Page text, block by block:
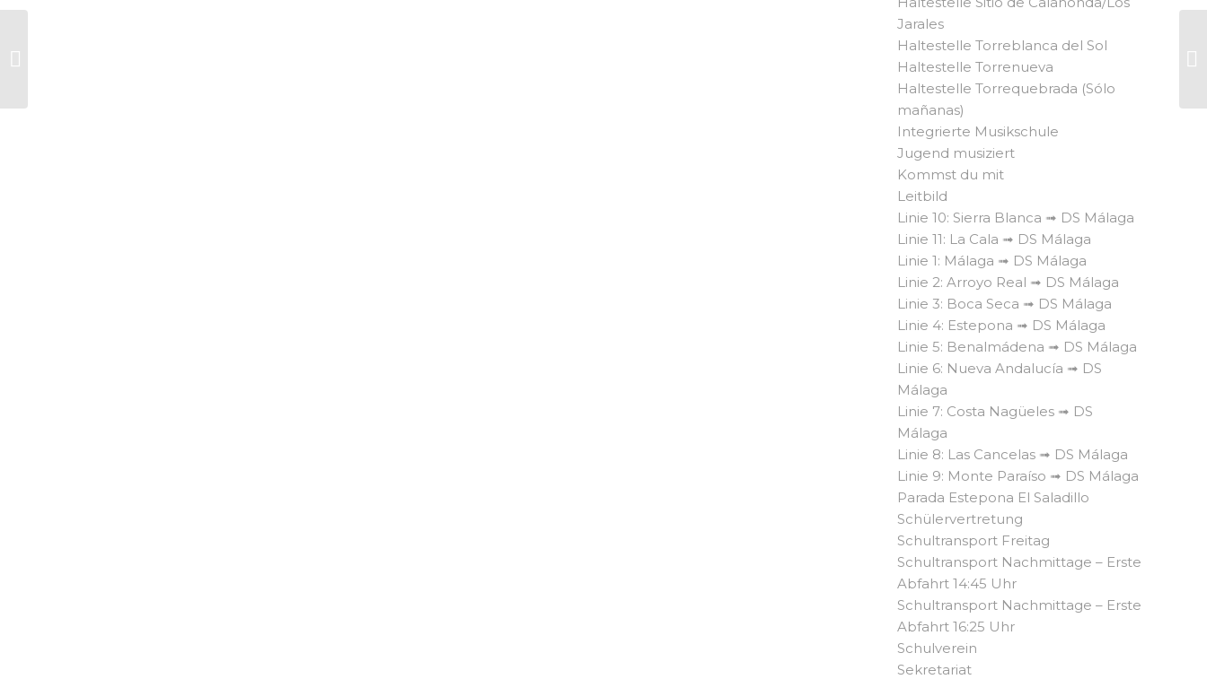
Jarales
Haltestelle Torreblanca del Sol
Haltestelle Torrenueva
Haltestelle Torrequebrada (Sólo
mañanas)
Integrierte Musikschule
Jugend musiziert
Kommst du mit
Leitbild
Linie 10: Sierra Blanca ➟ DS Málaga
Linie 11: La Cala ➟ DS Málaga
Linie 1: Málaga ➟ DS Málaga
Linie 2: Arroyo Real ➟ DS Málaga
Linie 3: Boca Seca ➟ DS Málaga
Linie 4: Estepona ➟ DS Málaga
Linie 5: Benalmádena ➟ DS Málaga
Linie 6: Nueva Andalucía ➟ DS
Málaga
Linie 7: Costa Nagüeles ➟ DS
Málaga
Linie 8: Las Cancelas ➟ DS Málaga
Linie 9: Monte Paraíso ➟ DS Málaga
Parada Estepona El Saladillo
Schülervertretung
Schultransport Freitag
Schultransport Nachmittage – Erste
Abfahrt 14:45 Uhr
Schultransport Nachmittage – Erste
Abfahrt 16:25 Uhr
Schulverein
Sekretariat